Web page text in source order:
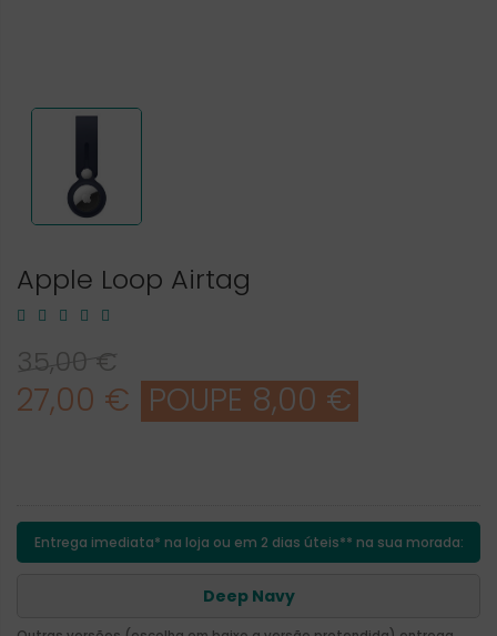
Apple Loop Airtag
35,00 €
27,00 € POUPE 8,00 €
Entrega imediata* na loja ou em 2 dias úteis** na sua morada:
Deep Navy